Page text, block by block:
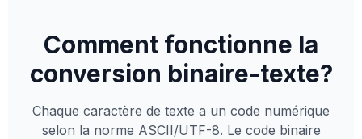
Comment fonctionne la
conversion binaire-texte?
Chaque caractère de texte a un code numérique
selon la norme ASCII/UTF-8. Le code binaire